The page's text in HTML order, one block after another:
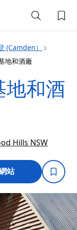
(Camden）
地和酒廠
地和酒
Hills NSW
站